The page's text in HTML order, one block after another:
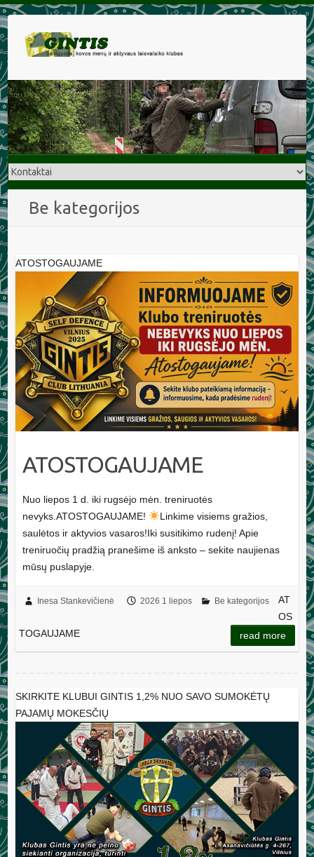
Be kategorijos
ATOSTOGAUJAME
ATOSTOGAUJAME
Nuo liepos 1 d. iki rugsėjo mėn. treniruotės
nevyks.ATOSTOGAUJAME!
Linkime visiems gražios,
saulėtos ir aktyvios vasaros!Iki susitikimo rudenį! Apie
treniruočių pradžią pranešime iš anksto – sekite naujienas
mūsų puslapyje.
Inesa Stankevičienė 2026 1 liepos Be kategorijos
AT
OS
TOGAUJAME
read more
SKIRKITE KLUBUI GINTIS 1,2% NUO SAVO SUMOKĖTŲ
PAJAMŲ MOKESČIŲ